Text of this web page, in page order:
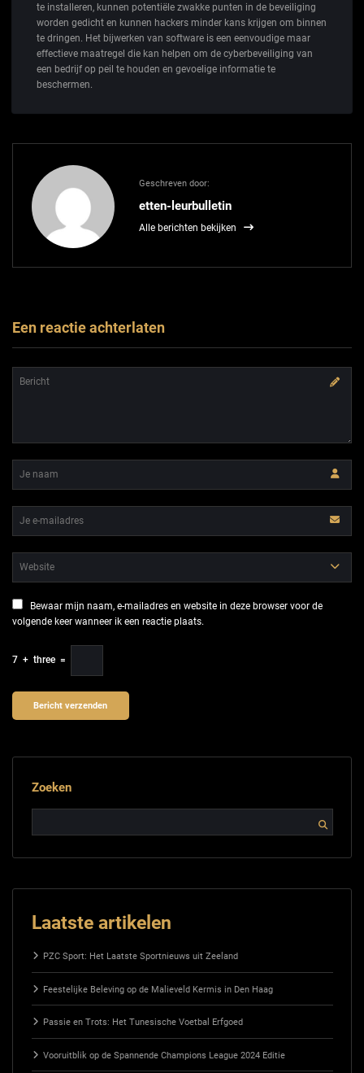
te installeren, kunnen potentiële zwakke punten in de beveiliging
worden gedicht en kunnen hackers minder kans krijgen om binnen
te dringen. Het bijwerken van software is een eenvoudige maar
effectieve maatregel die kan helpen om de cyberbeveiliging van
een bedrijf op peil te houden en gevoelige informatie te
beschermen.
Geschreven door:
etten-leurbulletin
Alle berichten bekijken
Een reactie achterlaten
Bewaar mijn naam, e-mailadres en website in deze browser voor de
volgende keer wanneer ik een reactie plaats.
7 + three =
Zoeken
Laatste artikelen
PZC Sport: Het Laatste Sportnieuws uit Zeeland
Feestelijke Beleving op de Malieveld Kermis in Den Haag
Passie en Trots: Het Tunesische Voetbal Erfgoed
Vooruitblik op de Spannende Champions League 2024 Editie